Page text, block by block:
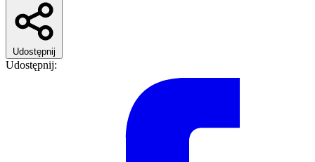
Udostępnij
Udostępnij: